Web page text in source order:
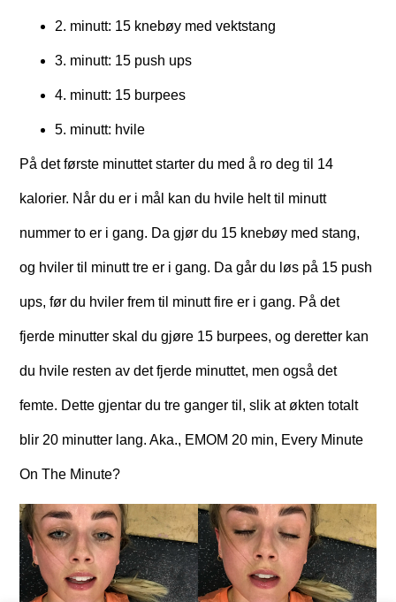
2. minutt: 15 knebøy med vektstang
3. minutt: 15 push ups
4. minutt: 15 burpees
5. minutt: hvile
På det første minuttet starter du med å ro deg til 14
kalorier. Når du er i mål kan du hvile helt til minutt
nummer to er i gang. Da gjør du 15 knebøy med stang,
og hviler til minutt tre er i gang. Da går du løs på 15 push
ups, før du hviler frem til minutt fire er i gang. På det
fjerde minutter skal du gjøre 15 burpees, og deretter kan
du hvile resten av det fjerde minuttet, men også det
femte. Dette gjentar du tre ganger til, slik at økten totalt
blir 20 minutter lang. Aka., EMOM 20 min, Every Minute
On The Minute?